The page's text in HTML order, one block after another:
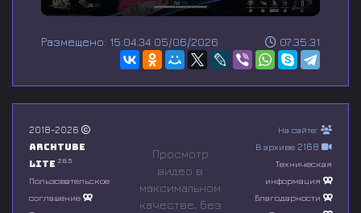
e
n
o
f
0
s
o
07:35:31
Размещено: 15:04:34 05/06/2026
2018-2026
Archtube
Lite 2.8.5
Пользовательское
соглашение
Просмотр
видео в
максимальном
качестве, без
На сайте:
В архиве 2168
Техническая
информация
Благодарности